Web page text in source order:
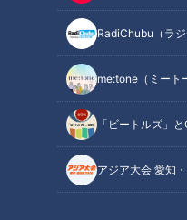
RadiChubu（ラジ
me:tone（ミート
「ビートルズ」と
アジア大会 愛知
パワーをもらいに座敷わらし
里へ！しかし大波乱が！？
１１人大家族がコストコへ！